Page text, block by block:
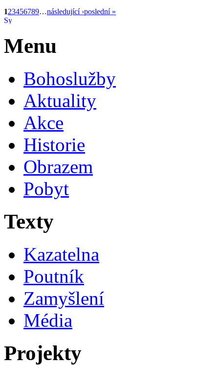
123456789…následující ›poslední »
Menu
Bohoslužby
Aktuality
Akce
Historie
Obrazem
Pobyt
Texty
Kazatelna
Poutník
Zamyšlení
Média
Projekty